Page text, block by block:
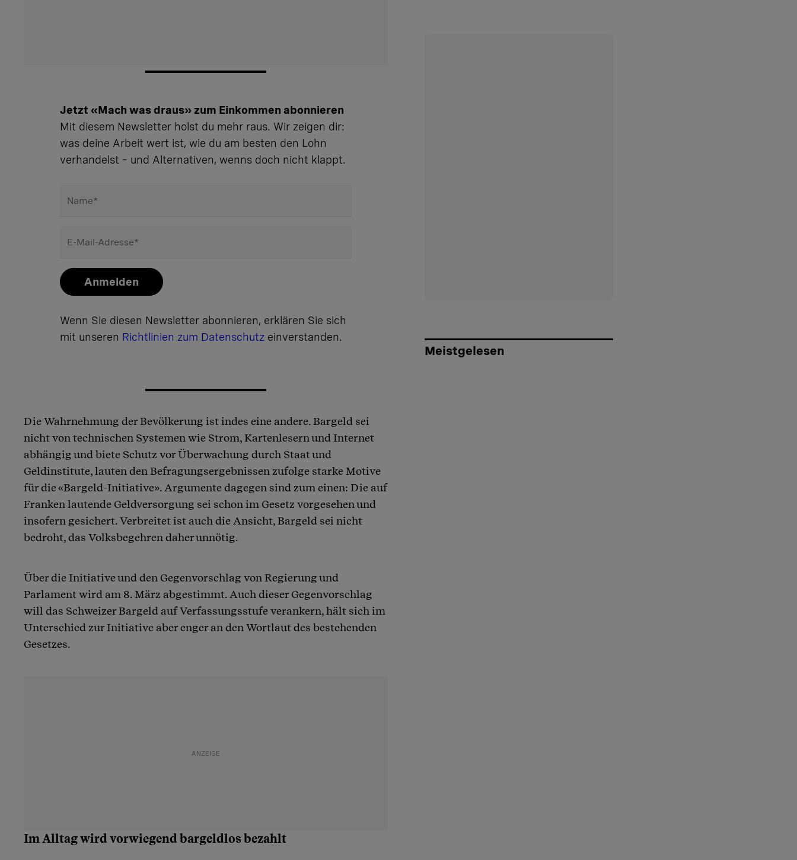
Jetzt «Mach was draus» zum Einkommen abonnieren
Mit diesem Newsletter holst du mehr raus. Wir zeigen dir:
was deine Arbeit wert ist, wie du am besten den Lohn
verhandelst – und Alternativen, wenns doch nicht klappt.
Name*
E-Mail-Adresse*
Anmelden
Wenn Sie diesen Newsletter abonnieren, erklären Sie sich
mit unseren Richtlinien zum Datenschutz einverstanden.
Die Wahrnehmung der Bevölkerung ist indes eine andere. Bargeld sei
nicht von technischen Systemen wie Strom, Kartenlesern und Internet
abhängig und biete Schutz vor Überwachung durch Staat und
Geldinstitute, lauten den Befragungsergebnissen zufolge starke Motive
für die «Bargeld-Initiative». Argumente dagegen sind zum einen: Die auf
Franken lautende Geldversorgung sei schon im Gesetz vorgesehen und
insofern gesichert. Verbreitet ist auch die Ansicht, Bargeld sei nicht
bedroht, das Volksbegehren daher unnötig.
Über die Initiative und den Gegenvorschlag von Regierung und
Parlament wird am 8. März abgestimmt. Auch dieser Gegenvorschlag
will das Schweizer Bargeld auf Verfassungsstufe verankern, hält sich im
Unterschied zur Initiative aber enger an den Wortlaut des bestehenden
Gesetzes.
Im Alltag wird vorwiegend bargeldlos bezahlt
Meistgelesen